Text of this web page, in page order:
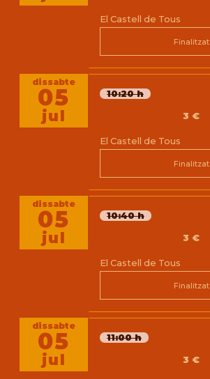
El Castell de Tous
Finalitzat
dissabte
05
jul
10:20 h
3 €
El Castell de Tous
Finalitzat
dissabte
05
jul
10:40 h
3 €
El Castell de Tous
Finalitzat
dissabte
05
jul
11:00 h
3 €